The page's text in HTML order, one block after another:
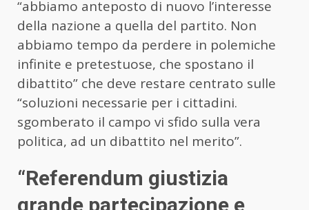
“abbiamo anteposto di nuovo l’interesse
della nazione a quella del partito. Non
abbiamo tempo da perdere in polemiche
infinite e pretestuose, che spostano il
dibattito” che deve restare centrato sulle
“soluzioni necessarie per i cittadini.
sgomberato il campo vi sfido sulla vera
politica, ad un dibattito nel merito”.
“Referendum giustizia
grande partecipazione e